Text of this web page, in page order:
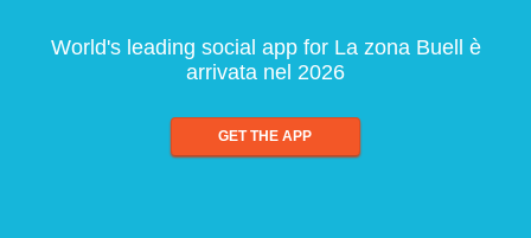
World's leading social app for La zona Buell è
arrivata nel 2026
GET THE APP